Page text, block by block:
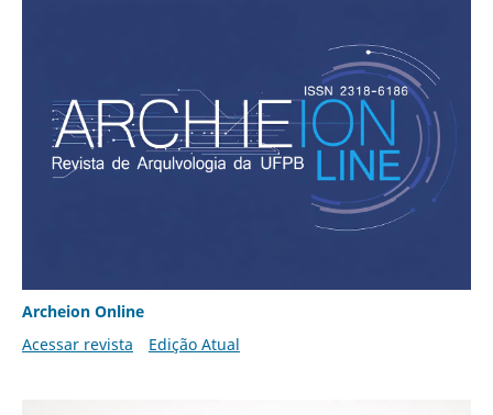
Archeion Online
Acessar revista
Edição Atual